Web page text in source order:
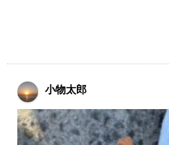
小物太郎